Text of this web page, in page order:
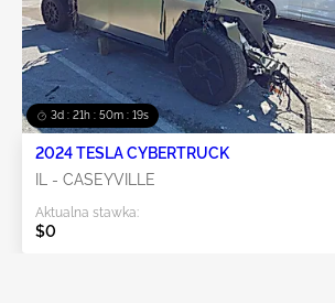
3d : 21h : 50m : 19s
2024 TESLA CYBERTRUCK
IL - CASEYVILLE
Aktualna stawka:
$0